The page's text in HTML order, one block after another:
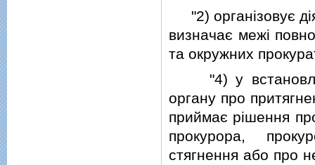
"2) органiзовує
визначає межi
та окружних
"4) у
органу про
приймає рiшення
прокурора,
стягнення або про